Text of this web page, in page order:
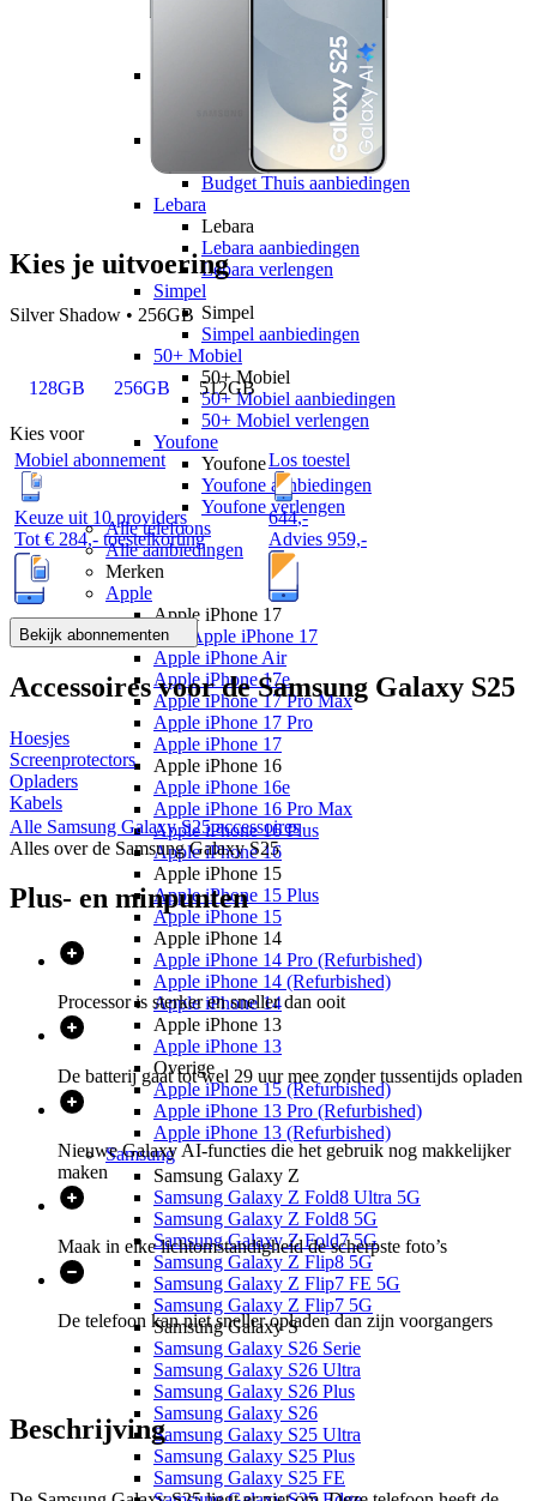
Simyo aanbiedingen
Budget Thuis
Budget Thuis aanbiedingen
Lebara
Lebara
Lebara aanbiedingen
Lebara verlengen
Simpel
Simpel
Simpel aanbiedingen
50+ Mobiel
50+ Mobiel
50+ Mobiel aanbiedingen
50+ Mobiel verlengen
Youfone
Youfone
Youfone aanbiedingen
Youfone verlengen
Alle telefoons
Alle aanbiedingen
Merken
Apple
Apple iPhone 17
Alle Apple iPhone 17
Apple iPhone Air
Apple iPhone 17e
Apple iPhone 17 Pro Max
Apple iPhone 17 Pro
Apple iPhone 17
Apple iPhone 16
Apple iPhone 16e
Apple iPhone 16 Pro Max
Apple iPhone 16 Plus
Apple iPhone 16
Apple iPhone 15
Apple iPhone 15 Plus
Apple iPhone 15
Apple iPhone 14
Apple iPhone 14 Pro (Refurbished)
Apple iPhone 14 (Refurbished)
Apple iPhone 14
Apple iPhone 13
Apple iPhone 13
Overige
Apple iPhone 15 (Refurbished)
Apple iPhone 13 Pro (Refurbished)
Apple iPhone 13 (Refurbished)
Samsung
Samsung Galaxy Z
Samsung Galaxy Z Fold8 Ultra 5G
Samsung Galaxy Z Fold8 5G
Samsung Galaxy Z Fold7 5G
Samsung Galaxy Z Flip8 5G
Samsung Galaxy Z Flip7 FE 5G
Samsung Galaxy Z Flip7 5G
Samsung Galaxy S
Samsung Galaxy S26 Serie
Samsung Galaxy S26 Ultra
Samsung Galaxy S26 Plus
Samsung Galaxy S26
Samsung Galaxy S25 Ultra
Samsung Galaxy S25 Plus
Samsung Galaxy S25 FE
Kies je uitvoering
Silver Shadow • 256GB
128GB 256GB 512GB
Kies voor
Mobiel abonnement
Keuze uit 10 providers
Tot € 284,- toestelkorting
Los toestel
644,-
Advies 959,-
Bekijk abonnementen
Accessoires voor deSamsung Galaxy S25
Hoesjes
Screenprotectors
Opladers
Kabels
Alle Samsung Galaxy S25accessoires
Alles over de Samsung Galaxy S25
Plus- en minpunten
Processor is sterker en sneller dan ooit
De batterij gaat tot wel 29 uur mee zonder tussentijds opladen
Nieuwe Galaxy AI-functies die het gebruik nog makkelijker
maken
Maak in elke lichtomstandigheid de scherpste foto’s
De telefoon kan niet sneller opladen dan zijn voorgangers
Beschrijving